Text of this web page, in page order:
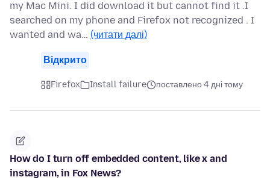
my Mac Mini. I did download it but cannot find it .I
searched on my phone and Firefox not recognized . I
wanted and wa… (читати далі)
Відкрито
Firefox Install failure поставлено 4 дні тому
How do I turn off embedded content, like x and
instagram, in Fox News?